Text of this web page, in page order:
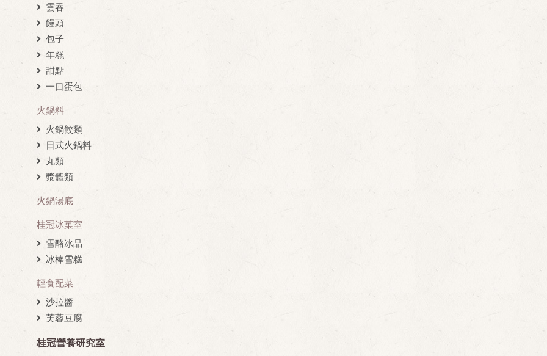
雲吞
饅頭
包子
年糕
甜點
一口蛋包
火鍋料
火鍋餃類
日式火鍋料
丸類
漿體類
火鍋湯底
桂冠冰菓室
雪酪冰品
冰棒雪糕
輕食配菜
沙拉醬
芙蓉豆腐
桂冠營養研究室